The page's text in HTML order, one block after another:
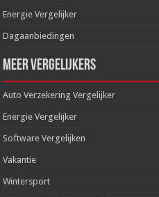
Energie Vergelijker
Dagaanbiedingen
Meer Vergelijkers
Auto Verzekering Vergelijker
Energie Vergelijker
Software Vergelijken
Vakantie
Wintersport